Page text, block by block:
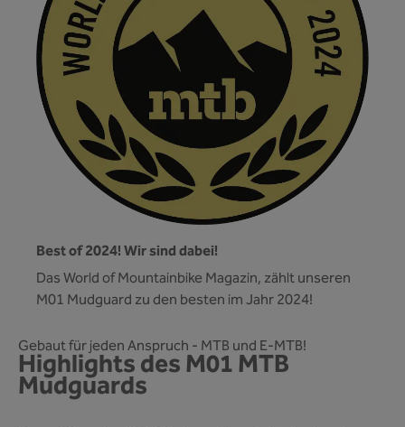
Best of 2024! Wir sind dabei!
Das World of Mountainbike Magazin, zählt unseren
M01 Mudguard zu den besten im Jahr 2024!
Gebaut für jeden Anspruch - MTB und E-MTB!
Highlights des M01 MTB
Mudguards